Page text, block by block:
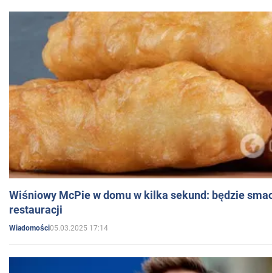
Wiśniowy McPie w domu w kilka sekund: będzie
restauracji
Wiadomości05.03.2025 17:14